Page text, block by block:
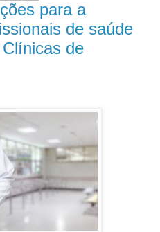
para a
de saúde
de